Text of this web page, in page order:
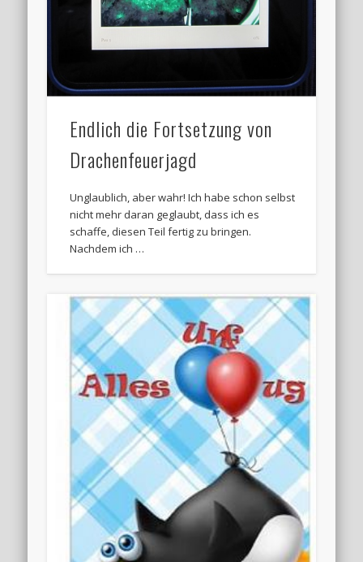
Endlich die Fortsetzung von
Drachenfeuerjagd
Unglaublich, aber wahr! Ich habe schon selbst
nicht mehr daran geglaubt, dass ich es
schaffe, diesen Teil fertig zu bringen.
Nachdem ich …